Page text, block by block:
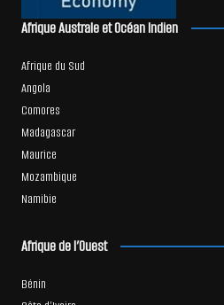
Afrique Australe et Océan Indien
Afrique du Sud
Angola
Comores
Madagascar
Maurice
Mozambique
Namibie
Afrique de l’Ouest
Bénin